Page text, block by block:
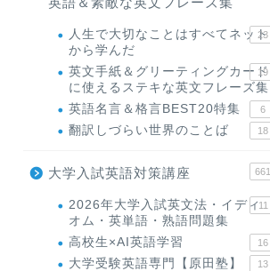
人生で大切なことはすべてネット
から学んだ
23
英文手紙＆グリーティングカード
に使えるステキな英文フレーズ集
19
英語名言＆格言BEST20特集 6
翻訳しづらい世界のことば 18
大学入試英語対策講座 661
2026年大学入試英文法・イディ
オム・英単語・熟語問題集
11
高校生×AI英語学習 16
大学受験英語専門【原田塾】 13